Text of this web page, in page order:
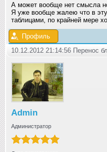
А может вообще нет смысла
Я уже вообще жалею что в
таблицами, по крайней мере
Профиль
10.12.2012 21:14:56 Перенос
Admin
Администратор